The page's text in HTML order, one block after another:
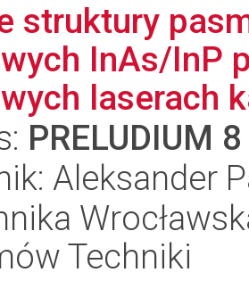
struktury
InAs/InP
laserach
PRELUDIUM 8
Aleksander
Techniki